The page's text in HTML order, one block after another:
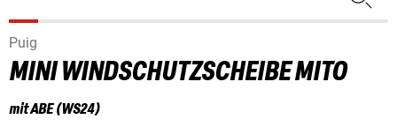
Puig
MINI WINDSCHUTZSCHEIBE MITO
mit ABE (WS24)